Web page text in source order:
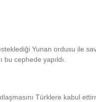
Yunan ordusu ile
cephede yapıldı.
Türklere kabul